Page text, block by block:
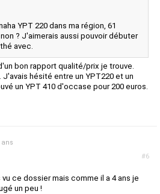
YPT 220 dans ma région, 61
? J'aimerais aussi pouvoir débuter
avec.
bon rapport qualité/prix je trouve.
hésité entre un YPT220 et un
un YPT 410 d'occase pour 200 euros.
#6
ans
ce dossier mais comme il a 4 ans je
un peu !